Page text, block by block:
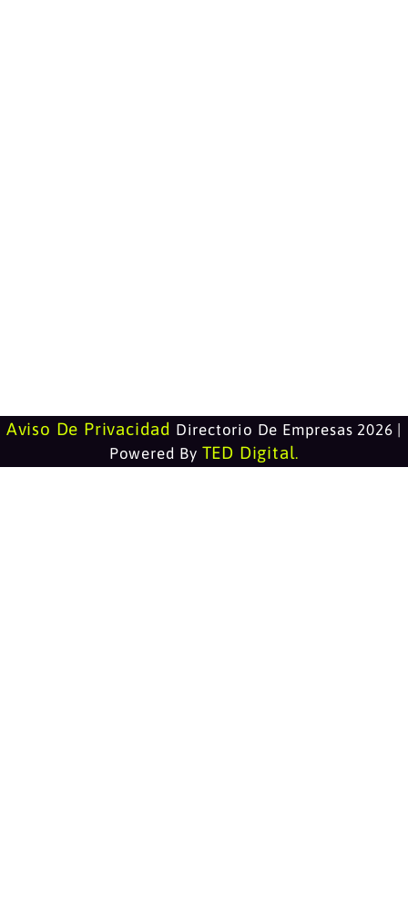
Aviso De Privacidad Directorio De Empresas 2026 |
Powered By TED Digital.